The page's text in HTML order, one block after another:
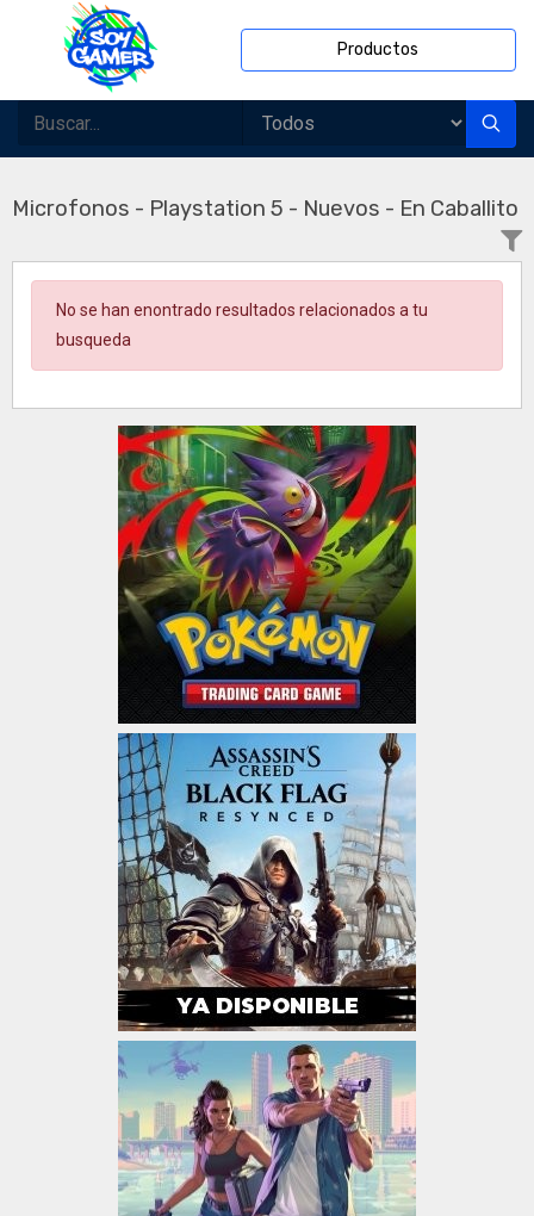
Productos
Microfonos - Playstation 5 - Nuevos - En Caballito
No se han enontrado resultados relacionados a tu
busqueda